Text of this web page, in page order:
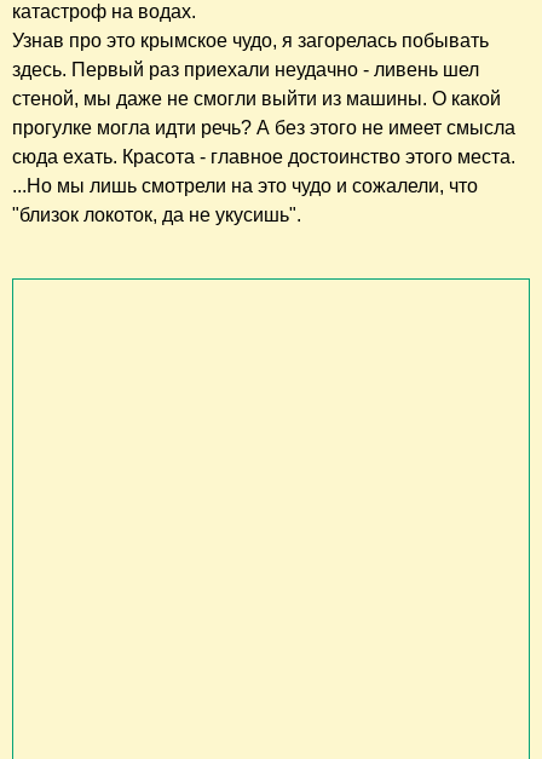
катастроф на водах.
Узнав про это крымское чудо, я загорелась побывать
здесь. Первый раз приехали неудачно - ливень шел
стеной, мы даже не смогли выйти из машины. О какой
прогулке могла идти речь? А без этого не имеет смысла
сюда ехать. Красота - главное достоинство этого места.
...Но мы лишь смотрели на это чудо и сожалели, что
"близок локоток, да не укусишь".